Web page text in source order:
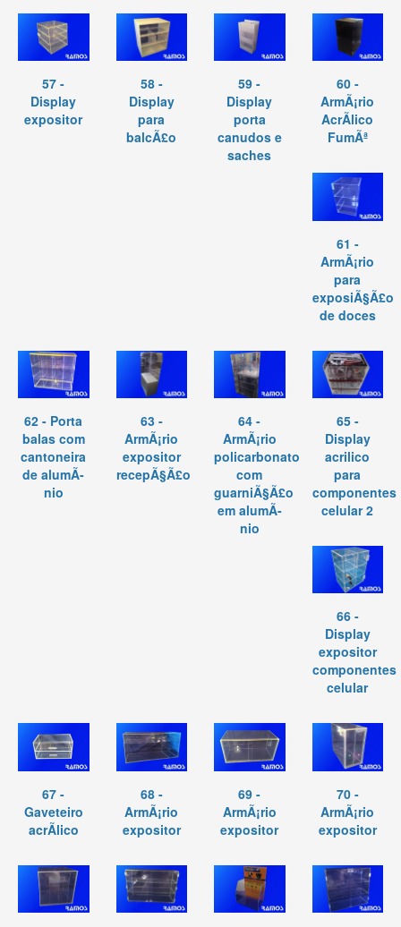
57 -
Display
expositor
58 -
Display
para
balcÃ£o
59 -
Display
porta
canudos e
saches
60 -
ArmÃ¡rio
AcrÃ­lico
FumÃª
61 -
ArmÃ¡rio
para
exposiÃ§Ã£o
de doces
62 - Porta
balas com
cantoneira
de alumÃ­
nio
63 -
ArmÃ¡rio
expositor
recepÃ§Ã£o
64 -
ArmÃ¡rio
policarbonato
com
guarniÃ§Ã£o
em alumÃ­
nio
65 -
Display
acrilico
para
componentes
celular 2
66 -
Display
expositor
componentes
celular
67 -
Gaveteiro
acrÃ­lico
68 -
ArmÃ¡rio
expositor
69 -
ArmÃ¡rio
expositor
70 -
ArmÃ¡rio
expositor